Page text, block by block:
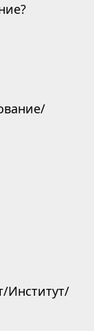
Институт/